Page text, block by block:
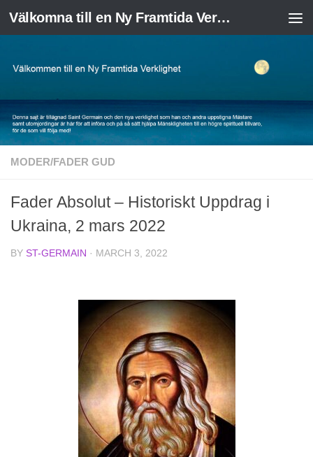
Skip to content Välkomna till en Ny Framtida Verklighet
MODER/FADER GUD
Fader Absolut – Historiskt Uppdrag i
Ukraina, 2 mars 2022
BY ST-GERMAIN · MARCH 3, 2022